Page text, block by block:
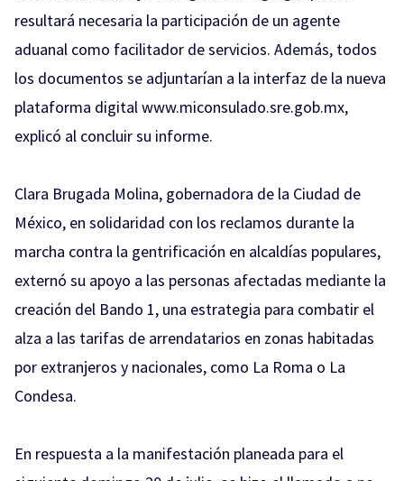
resultará necesaria la participación de un agente
aduanal como facilitador de servicios. Además, todos
los documentos se adjuntarían a la interfaz de la nueva
plataforma digital www.miconsulado.sre.gob.mx,
explicó al concluir su informe.
Clara Brugada Molina, gobernadora de la Ciudad de
México, en solidaridad con los reclamos durante la
marcha contra la gentrificación en alcaldías populares,
externó su apoyo a las personas afectadas mediante la
creación del Bando 1, una estrategia para combatir el
alza a las tarifas de arrendatarios en zonas habitadas
por extranjeros y nacionales, como La Roma o La
Condesa.
En respuesta a la manifestación planeada para el